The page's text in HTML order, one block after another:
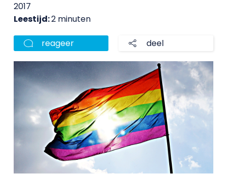
2017
Leestijd:2 minuten
reageer deel